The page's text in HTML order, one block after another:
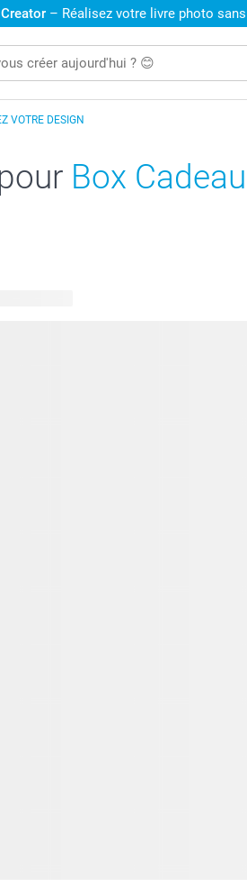
– Réalisez votre livre photo
VOTRE DESIGN
Box